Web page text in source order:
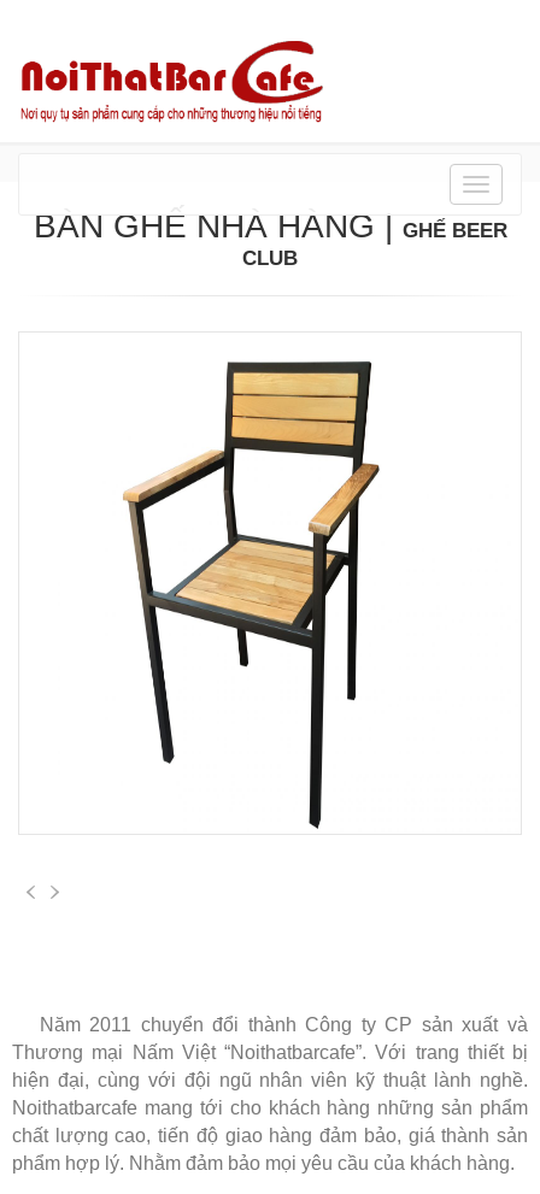
Danh
BÀN GHẾ NHÀ HÀNG | GHẾ BEER
CLUB
Năm 2011 chuyển đổi thành Công ty CP sản xuất và
Thương mại Nấm Việt “Noithatbarcafe”. Với trang thiết bị
hiện đại, cùng với đội ngũ nhân viên kỹ thuật lành nghề.
Noithatbarcafe mang tới cho khách hàng những sản phẩm
chất lượng cao, tiến độ giao hàng đảm bảo, giá thành sản
phẩm hợp lý. Nhằm đảm bảo mọi yêu cầu của khách hàng.